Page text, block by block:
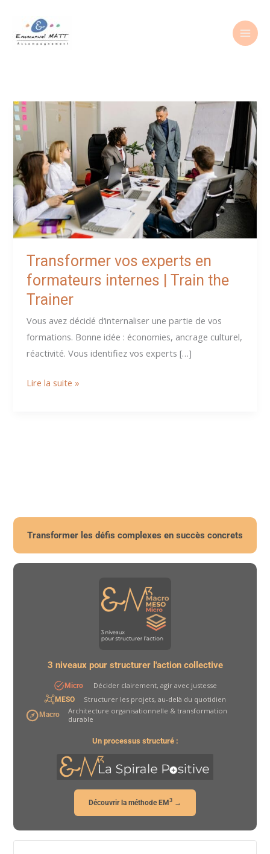
contenu
Transformer vos experts en
formateurs internes | Train the
Trainer
Vous avez décidé d‘internaliser une partie de vos
formations. Bonne idée : économies, ancrage culturel,
réactivité. Vous identifiez vos experts […]
Transformer
Trainer
Lire la suite »
Transformer les défis complexes en succès concrets
3 niveaux pour structurer l'action collective
Micro Décider clairement, agir avec justesse
MESO Structurer les projets, au-delà du quotidien
Macro
Architecture organisationnelle & transformation
durable
Un processus structuré :
Découvrir la méthode EM3 →